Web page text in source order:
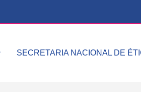
SECRETARIA NACIONAL DE